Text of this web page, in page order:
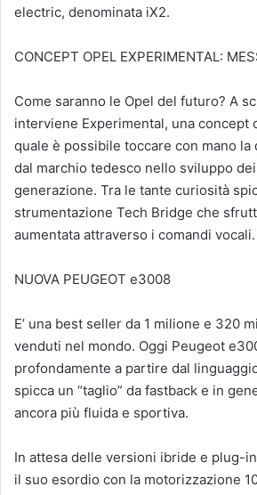
electric, denominata iX2.
CONCEPT OPEL EXPERIMENTAL:
Come saranno le Opel del futuro? A
interviene Experimental, una concept
quale è possibile toccare con mano
dal marchio tedesco nello sviluppo
generazione. Tra le tante curiosità
strumentazione Tech Bridge che
aumentata attraverso i comandi vocali.
NUOVA PEUGEOT e3008
E’ una best seller da 1 milione e 320
venduti nel mondo. Oggi Peugeot
profondamente a partire dal
spicca un “taglio” da fastback e in
ancora più fluida e sportiva.
In attesa delle versioni ibride e plug-
il suo esordio con la motorizzazione